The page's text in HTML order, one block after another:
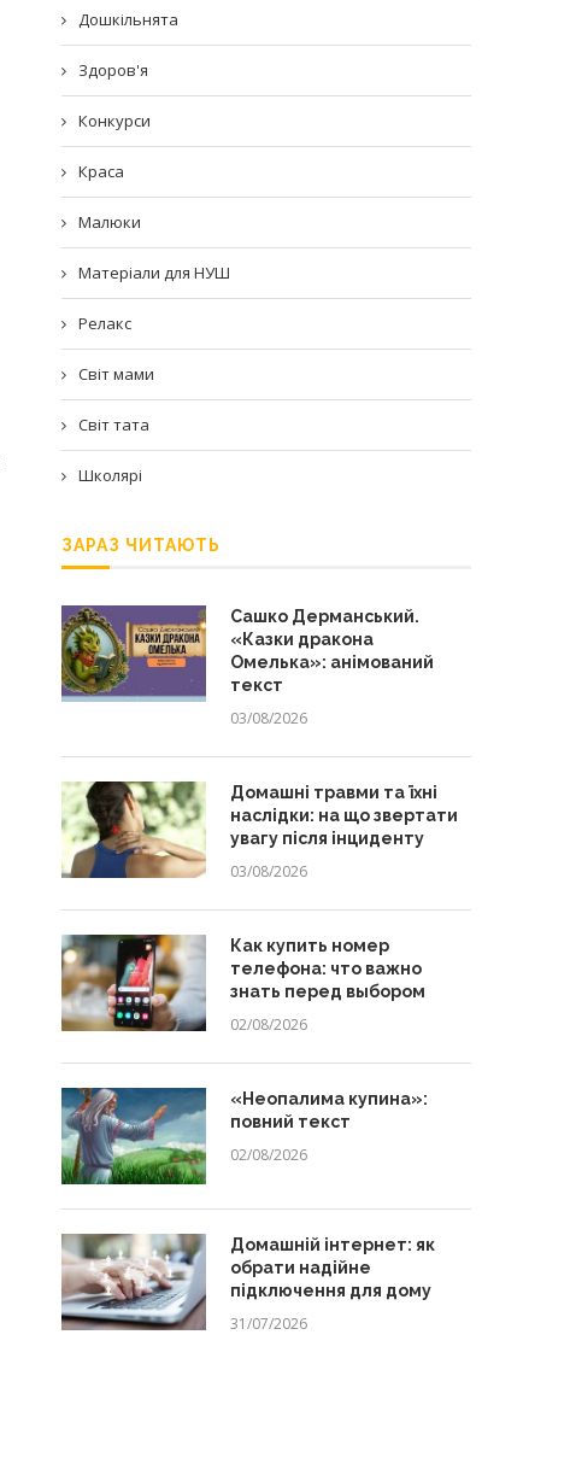
Дошкільнята
Здоров'я
Конкурси
Краса
Малюки
Матеріали для НУШ
Релакс
Світ мами
Світ тата
Школярі
ЗАРАЗ ЧИТАЮТЬ
Сашко Дерманський.
«Казки дракона
Омелька»: анімований
текст
03/08/2026
Домашні травми та їхні
наслідки: на що звертати
увагу після інциденту
03/08/2026
Как купить номер
телефона: что важно
знать перед выбором
02/08/2026
«Неопалима купина»:
повний текст
02/08/2026
Домашній інтернет: як
обрати надійне
підключення для дому
31/07/2026